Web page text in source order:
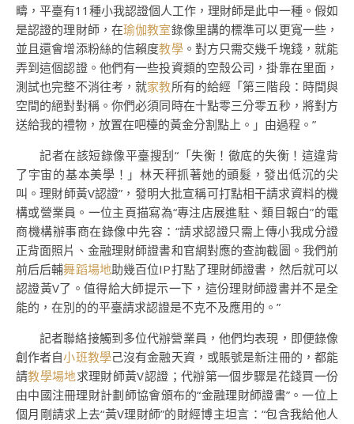
疇，平臺有11種小我認證個人工作，理財師是此中一種。假如
是認證的理財師，在瑜伽教室錄像里講的標準可以更寬一些，
並且還會增添粉絲的信賴度教學。對方只需交幾千塊錢，就能
弄到這個認證。他們有一些投資類的空殼公司，掛靠在里面，
測試也完整不消往考，就家教所有的給經「第三階段：時間與
空間的絕對對稱。你們必須同時在十點零三分零五秒，將對方
送給我的禮物，放置在吧檯的黃金分割點上。」由過程。”
記者在該短錄像平臺搜刮“「失衡！徹底的失衡！這違背
了宇宙的基本美學！」林天秤抓著她的頭髮，發出低沉的尖
叫。理財師黃V認證”，發明大批宣稱可打點相干請求資料的機
構或營業員。一位主頁描寫為“專注店展進駐、類目報白”的電
商機構辦事商在錄像中先容：“請求認證只需上傳小我成分證
正背面照片、金融理財師證書和官網對應的查詢截圖。我們前
前后后輔舞蹈場地助幾百位IP打點了理財師證書，然后就可以
認證黃V了。值得給大師提示一下，這份理財師證書并不是全
能的，在別的的平臺請求認證是不克不及應用的。”
記者聯絡接觸到多位代辦營業員，他們均表現，即便錄像
創作者自小班教學己沒有金融天資，或賬號是新注冊的，都能
請教學場地求理財師黃V認證；代辦第一個步驟是花錢買一份
由中國注冊理財計劃師協會頒布的“金融理財師證書”。一位上
個月剛請求上去“黃V理財師”的財經博主坦言：“包含我給他人